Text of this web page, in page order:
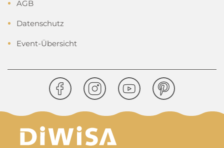
AGB
Datenschutz
Event-Übersicht